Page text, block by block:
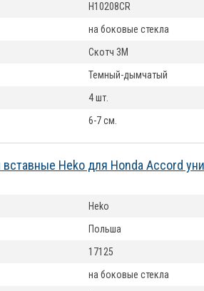
H10208CR
на боковые стекла
Скотч 3М
Темный-дымчатый
4 шт.
6-7 см.
Heko для Honda Accord
Heko
Польша
17125
на боковые стекла